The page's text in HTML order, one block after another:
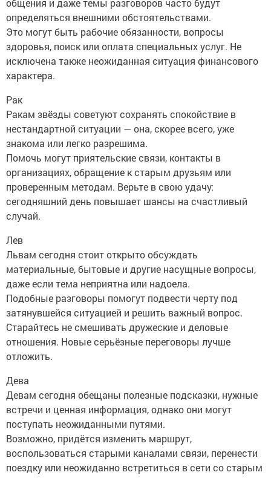
общения и даже темы разговоров часто будут
определяться внешними обстоятельствами.
Это могут быть рабочие обязанности, вопросы
здоровья, поиск или оплата специальных услуг. Не
исключена также неожиданная ситуация финансового
характера.
Рак
Ракам звёзды советуют сохранять спокойствие в
нестандартной ситуации — она, скорее всего, уже
знакома или легко разрешима.
Помочь могут приятельские связи, контакты в
организациях, обращение к старым друзьям или
проверенным методам. Верьте в свою удачу:
сегодняшний день повышает шансы на счастливый
случай.
Лев
Львам сегодня стоит открыто обсуждать
материальные, бытовые и другие насущные вопросы,
даже если тема неприятна или надоела.
Подобные разговоры помогут подвести черту под
затянувшейся ситуацией и решить важный вопрос.
Старайтесь не смешивать дружеские и деловые
отношения. Новые серьёзные переговоры лучше
отложить.
Дева
Девам сегодня обещаны полезные подсказки, нужные
встречи и ценная информация, однако они могут
поступать неожиданными путями.
Возможно, придётся изменить маршрут,
воспользоваться старыми каналами связи, перенести
поездку или неожиданно встретиться в сети со старым